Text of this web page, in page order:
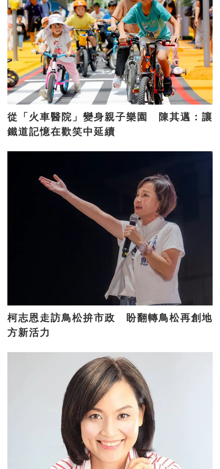
從「火車醫院」變身親子樂園 陳其邁：讓
鐵道記憶在歡笑中延續
柯志恩走訪鳥松拚市政 盼翻轉鳥松再創地
方新活力